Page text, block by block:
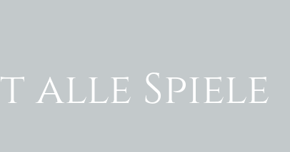
alle Spiele